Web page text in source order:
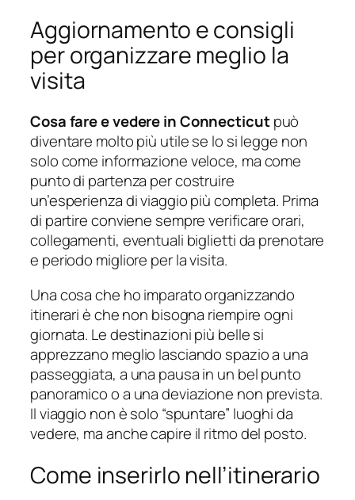
Aggiornamento e consigli
per organizzare meglio la
visita
Cosa fare e vedere in Connecticutpuò
diventare molto più utile se lo si legge non
solo come informazione veloce, ma come
punto di partenza per costruire
un’esperienza di viaggio più completa. Prima
di partire conviene sempre verificare orari,
collegamenti, eventuali biglietti da prenotare
e periodo migliore per la visita.
Una cosa che ho imparato organizzando
itinerari è che non bisogna riempire ogni
giornata. Le destinazioni più belle si
apprezzano meglio lasciando spazio a una
passeggiata, a una pausa in un bel punto
panoramico o a una deviazione non prevista.
Il viaggio non è solo “spuntare” luoghi da
vedere, ma anche capire il ritmo del posto.
Come inserirlo nell’itinerario